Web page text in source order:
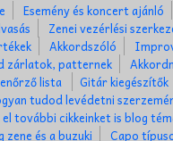
Esemény és koncert ajánló
Zenei vezérlési
Akkordszóló
zárlatok, patternek
lista Gitár kiegészítők
tudod levédetni
további cikkeinket is blog
zene és a buzuki Capo